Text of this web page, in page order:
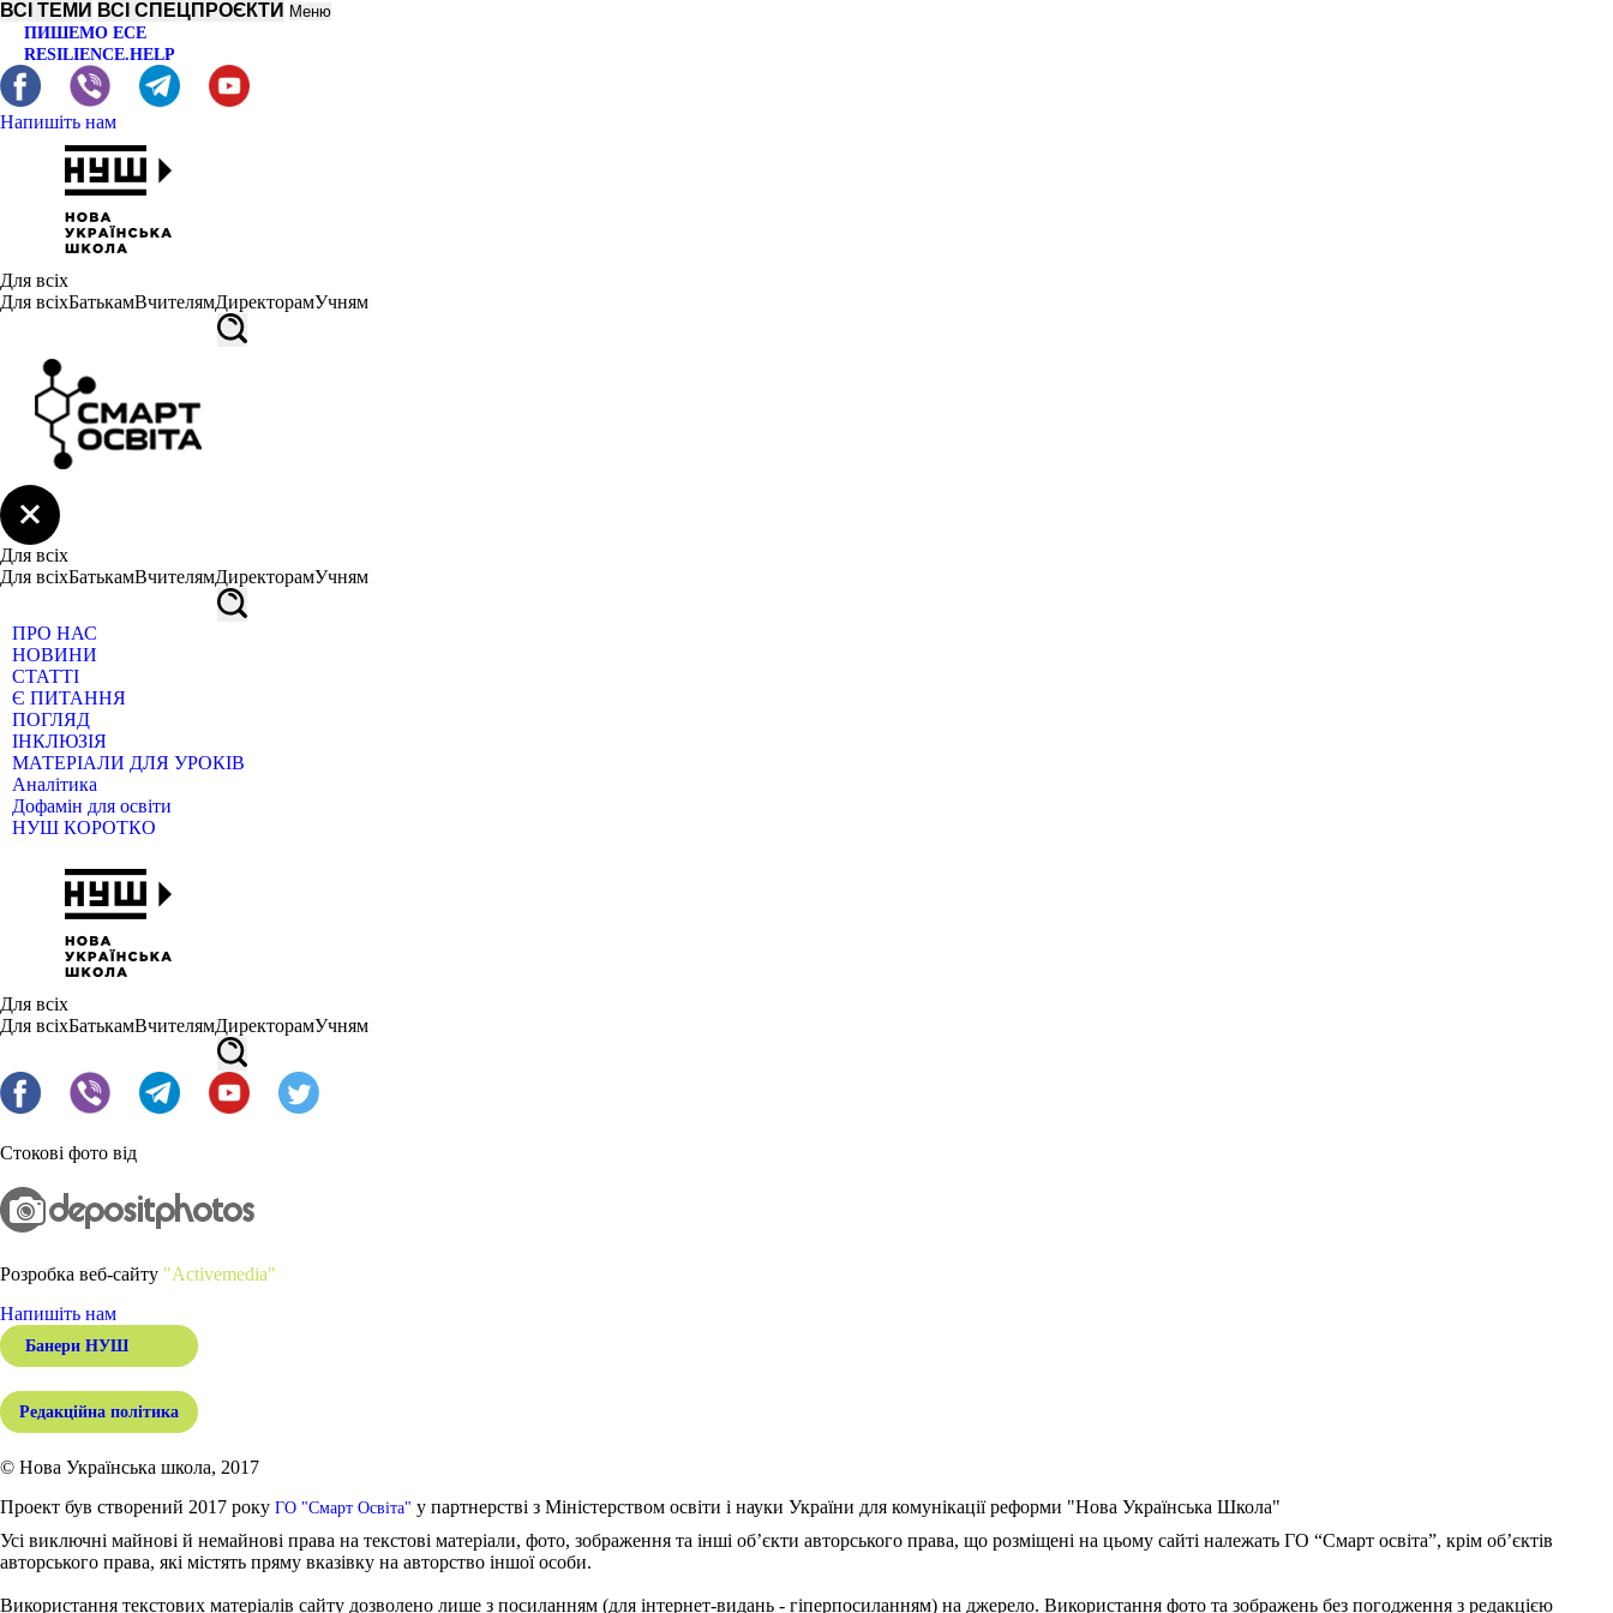
ВСІ ТЕМИ ВСІ СПЕЦПРОЄКТИ Меню
ПИШЕМО ЕСЕ
RESILIENCE.HELP
Напишіть нам
Для всіх
Для всіхБатькамВчителямДиректорамУчням
Для всіх
Для всіхБатькамВчителямДиректорамУчням
ПРО НАС
НОВИНИ
СТАТТІ
Є ПИТАННЯ
ПОГЛЯД
ІНКЛЮЗІЯ
МАТЕРІАЛИ ДЛЯ УРОКІВ
Аналітика
Дофамін для освіти
НУШ КОРОТКО
Для всіх
Для всіхБатькамВчителямДиректорамУчням
Стокові фото від
Розробка веб-сайту "Activemedia"
Напишіть нам
Банери НУШ
Редакційна політика
© Нова Українська школа, 2017
Проект був створений 2017 року ГО "Смарт Освіта" у партнерстві з Міністерством освіти і науки України для комунікації реформи "Нова Українська Школа"
Усі виключні майнові й немайнові права на текстові матеріали, фото, зображення та інші об’єкти авторського права, що розміщені на цьому сайті належать ГО “Смарт освіта”, крім об’єктів
авторського права, які містять пряму вказівку на авторство іншої особи.
Використання текстових матеріалів сайту дозволено лише з посиланням (для інтернет-видань - гіперпосиланням) на джерело. Використання фото та зображень без погодження з редакцією